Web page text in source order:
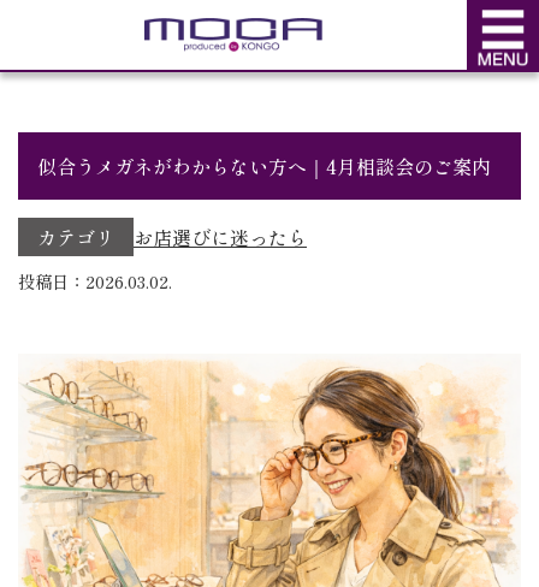
BLOG
似合うメガネがわからない方へ｜4月相談会のご案内
カテゴリ お店選びに迷ったら
投稿日：2026.03.02.